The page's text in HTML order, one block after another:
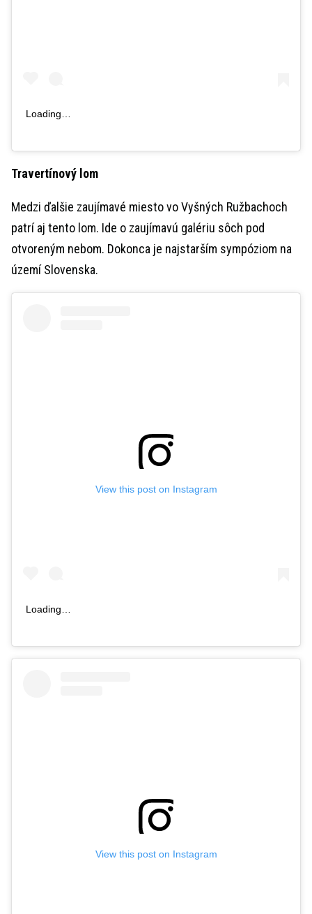
Loading…
Travertínový lom
Medzi ďalšie zaujímavé miesto vo Vyšných Ružbachoch
patrí aj tento lom. Ide o zaujímavú galériu sôch pod
otvoreným nebom. Dokonca je najstarším sympóziom na
území Slovenska.
View this post on Instagram
Loading…
View this post on Instagram